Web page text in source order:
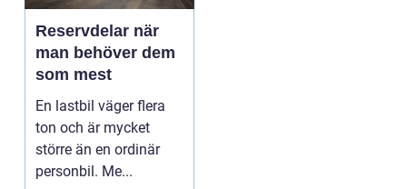
Reservdelar när
man behöver dem
som mest
En lastbil väger flera
ton och är mycket
större än en ordinär
personbil. Me...